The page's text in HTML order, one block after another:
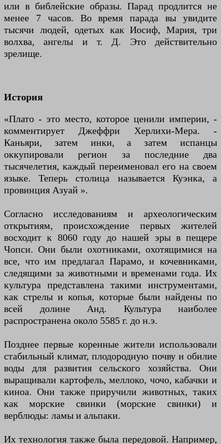
или в библейские образы. Парад продлится не
менее 7 часов. Во время парада вы увидите
тысячи людей, одетых как Иосиф, Мария, три
волхва, ангелы и т. Д. Это действительно
зрелище.
История
«Плато - это место, которое ценили империи, -
комментирует Джеффри Херлихи-Мера. -
Каньяри, затем инки, а затем испанцы
оккупировали регион за последние два
тысячелетия, каждый переименовал его на своем
языке. Теперь столица называется Куэнка, а
провинция Азуай ».
Согласно исследованиям и археологическим
открытиям, происхождение первых жителей
восходит к 8060 году до нашей эры в пещере
Чопси. Они были охотниками, охотящимися на
все, что им предлагал Парамо, и кочевниками,
следящими за животными и временами года. Их
культура представлена ​​такими инструментами,
как стрелы и копья, которые были найдены по
всей долине Анд. Культура наиболее
распространена около 5585 г. до н.э.
Позднее первые коренные жители использовали
стабильный климат, плодородную почву и обилие
воды для развития сельского хозяйства. Они
выращивали картофель, меллоко, чочо, кабачки и
киноа. Они также приручили животных, таких
как морские свинки (морские свинки) и
верблюды: ламы и альпаки.
Их технология также была передовой. Например,